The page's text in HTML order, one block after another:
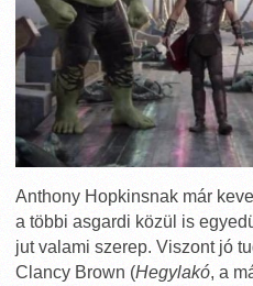
Anthony Hopkinsnak már
a többi asgardi közül is
jut valami szerep. Viszont jó
Clancy Brown (Hegylakó, a